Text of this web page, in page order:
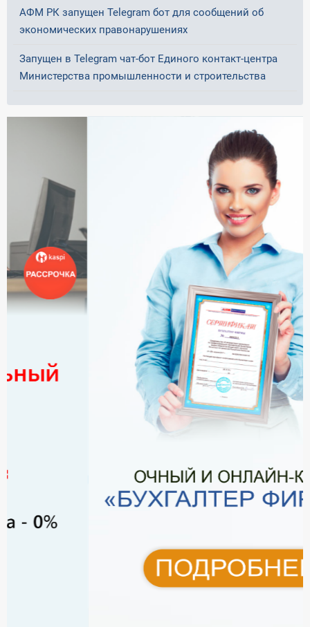
АФМ РК запущен Telegram бот для сообщений об
экономических правонарушениях
Запущен в Telegram чат-бот Единого контакт-центра
Министерства промышленности и строительства